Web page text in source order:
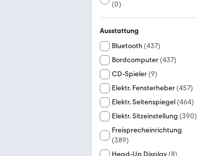
(0)
Ausstattung
Bluetooth (437)
Bordcomputer(437)
CD-Spieler(9)
Elektr. Fensterheber(457)
Elektr. Seitenspiegel(464)
Elektr. Sitzeinstellung (390)
Freisprecheinrichtung
(389)
Head-Up Display(8)